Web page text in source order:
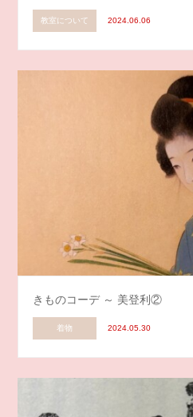
教室について 2024.06.06
きものコーデ ～ 美登利②
着物 2024.05.30